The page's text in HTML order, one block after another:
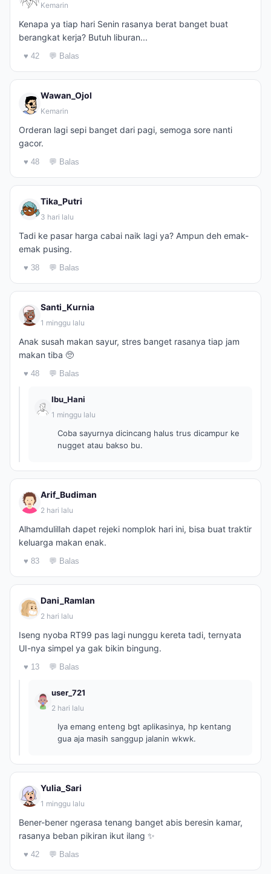
Kemarin
Kenapa ya tiap hari Senin rasanya berat banget buat
berangkat kerja? Butuh liburan...
♥ 42 💬 Balas
Wawan_Ojol
Kemarin
Orderan lagi sepi banget dari pagi, semoga sore nanti
gacor.
♥ 48 💬 Balas
Tika_Putri
3 hari lalu
Tadi ke pasar harga cabai naik lagi ya? Ampun deh emak-
emak pusing.
♥ 38 💬 Balas
Santi_Kurnia
1 minggu lalu
Anak susah makan sayur, stres banget rasanya tiap jam
makan tiba 🥺
♥ 48 💬 Balas
Ibu_Hani
1 minggu lalu
Coba sayurnya dicincang halus trus dicampur ke
nugget atau bakso bu.
Arif_Budiman
2 hari lalu
Alhamdulillah dapet rejeki nomplok hari ini, bisa buat traktir
keluarga makan enak.
♥ 83 💬 Balas
Dani_Ramlan
2 hari lalu
Iseng nyoba RT99 pas lagi nunggu kereta tadi, ternyata
UI-nya simpel ya gak bikin bingung.
♥ 13 💬 Balas
user_721
2 hari lalu
Iya emang enteng bgt aplikasinya, hp kentang
gua aja masih sanggup jalanin wkwk.
Yulia_Sari
1 minggu lalu
Bener-bener ngerasa tenang banget abis beresin kamar,
rasanya beban pikiran ikut ilang ✨
♥ 42 💬 Balas